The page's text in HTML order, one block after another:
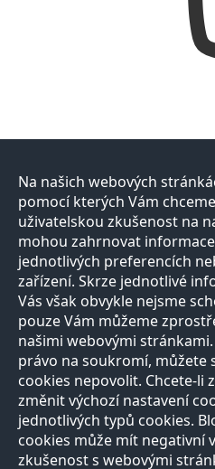
Na našich webových
pomocí kterých Vám
uživatelskou zkušenost na
mohou zahrnovat
jednotlivých preferencích
zařízení. Skrze jednotlivé
Vás však obvykle nejsme
pouze Vám můžeme
našimi webovými
právo na soukromí,
cookies nepovolit. Chcete-li
změnit výchozí nastavení
jednotlivých typů cookies.
cookies může mít negativní
zkušenost s webovými